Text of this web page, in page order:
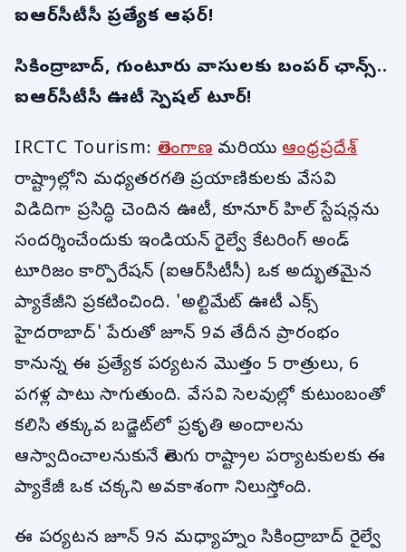
ఐఆర్‌సీటీసీ ప్రత్యేక ఆఫర్!
సికింద్రాబాద్, గుంటూరు వాసులకు బంపర్ ఛాన్స్..
ఐఆర్‌సీటీసీ ఊటీ స్పెషల్ టూర్!
IRCTC Tourism:తెలంగాణమరియుఆంధ్రప్రదేశ్
రాష్ట్రాల్లోని మధ్యతరగతి ప్రయాణికులకు వేసవి
విడిదిగా ప్రసిద్ధి చెందిన ఊటీ, కూనూర్ హిల్ స్టేషన్లను
సందర్శించేందుకు ఇండియన్ రైల్వే కేటరింగ్ అండ్
టూరిజం కార్పొరేషన్ (ఐఆర్‌సీటీసీ) ఒక అద్భుతమైన
ప్యాకేజీని ప్రకటించింది. 'అల్టిమేట్ ఊటీ ఎక్స్
హైదరాబాద్' పేరుతో జూన్ 9వ తేదీన ప్రారంభం
కానున్న ఈ ప్రత్యేక పర్యటన మొత్తం 5 రాత్రులు, 6
పగళ్ల పాటు సాగుతుంది. వేసవి సెలవుల్లో కుటుంబంతో
కలిసి తక్కువ బడ్జెట్‌లో ప్రకృతి అందాలను
ఆస్వాదించాలనుకునే తెలుగు రాష్ట్రాల పర్యాటకులకు ఈ
ప్యాకేజీ ఒక చక్కని అవకాశంగా నిలుస్తోంది.
ఈ పర్యటన జూన్ 9న మధ్యాహ్నం సికింద్రాబాద్ రైల్వే